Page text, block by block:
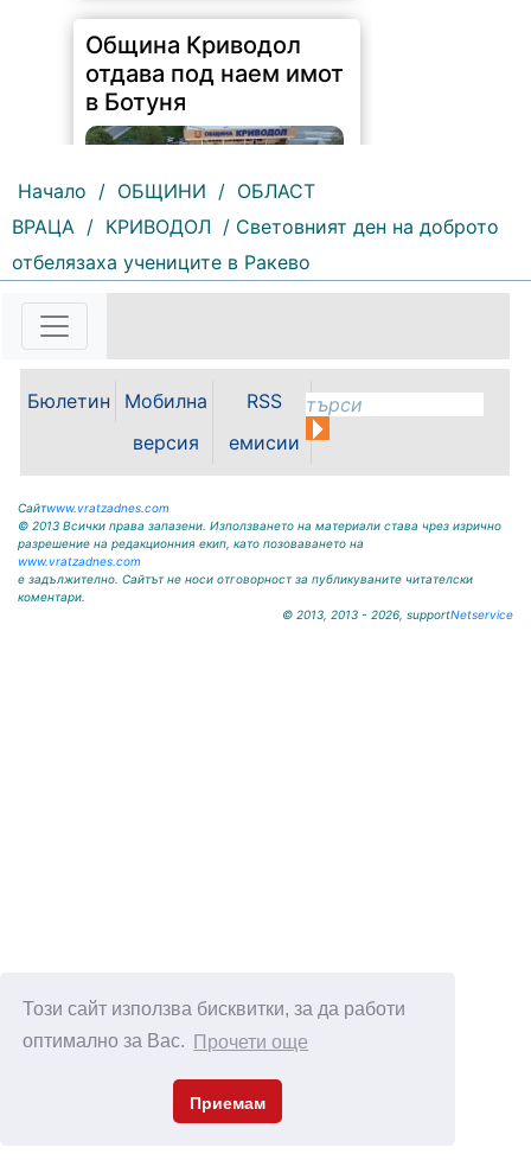
Този сайт използва бисквитки, за да работи
оптимално за Вас.
Прочети още
Приемам
Община Криводол
отдава под наем имот
в Ботуня
159 | 2026-08-07 11:30:54
ОБЩИНА КРИВОДОЛ ОБЛАСТ
„Освобождение” № 13, тел.
krivodol@mbox.is-bg.net ОБЯВА
На основание чл. 8, ал. 4,
чл. 14, ал. 7 от ЗОС; чл. 92, ал. 1...
Начало / ОБЩИНИ / ОБЛАСТ
ВРАЦА / КРИВОДОЛ / Световният ден на доброто
отбелязаха учениците в Ракево
Бюлетин
Мобилна
версия
RSS
емисии
Сайтwww.vratzadnes.com
© 2013 Всички права запазени. Използването на материали става чрез изрично
разрешение на редакционния екип, като позоваването на
www.vratzadnes.com
е задължително. Сайтът не носи отговорност за публикуваните читателски
коментари.
© 2013, 2013 - 2026, supportNetservice